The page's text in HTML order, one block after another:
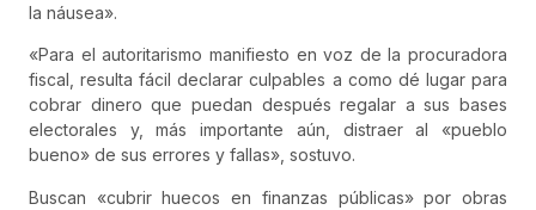
la náusea».
«Para el autoritarismo manifiesto en voz de la procuradora
fiscal, resulta fácil declarar culpables a como dé lugar para
cobrar dinero que puedan después regalar a sus bases
electorales y, más importante aún, distraer al «pueblo
bueno» de sus errores y fallas», sostuvo.
Buscan «cubrir huecos en finanzas públicas» por obras